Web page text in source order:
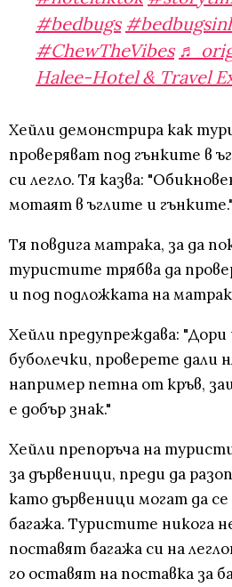
#bedbugs
#ChewTheVibes ♬
Halee-Hotel & Travel
Хейли демонстрира как
проверяват под гънките в
си легло. Тя казва:
мотаят в ъглите и гънките."
Тя повдига матрака, за да
туристите трябва да
и под подложката на
Хейли предупреждава:
буболечки, проверете дали
например петна от кръв,
е добър знак."
Хейли препоръча на
за дървеници, преди да
като дървеници могат да
багажа. Туристите никога
поставят багажа си на
го оставят на поставка за